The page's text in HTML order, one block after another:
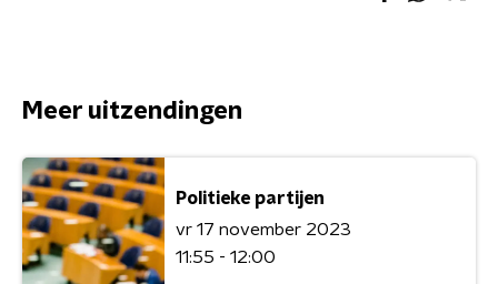
Meer uitzendingen
Politieke partijen
vr 17 november 2023
11:55 - 12:00